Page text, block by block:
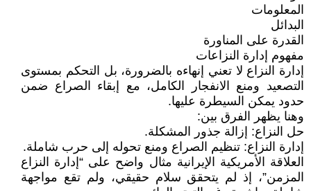
المعلومات
البدائل
القدرة على المناورة
مفهوم إدارة النزاعات
إدارة النزاع لا تعني إنهاءه بالضرورة، بل التحكم بمستوى
التصعيد ومنع الانفجار الكامل، مع إبقاء الصراع ضمن
حدود يمكن السيطرة عليها.
وهنا يظهر الفرق بين:
حل النزاع: إزالة جذور المشكلة.
إدارة النزاع: تنظيم الصراع ومنع تحوله إلى حرب شاملة.
العلاقة الأمريكية الإيرانية مثال واضح على “إدارة النزاع
المزمن”، إذ لم يتحقق سلام حقيقي، ولم تقع مواجهة